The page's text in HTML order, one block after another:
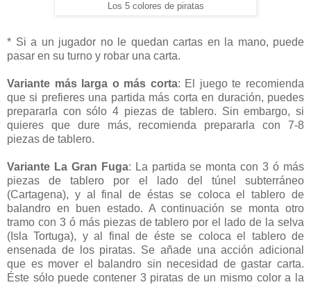
Los 5 colores de piratas
* Si a un jugador no le quedan cartas en la mano, puede
pasar en su turno y robar una carta.
Variante más larga o más corta: El juego te recomienda
que si prefieres una partida más corta en duración, puedes
prepararla con sólo 4 piezas de tablero. Sin embargo, si
quieres que dure más, recomienda prepararla con 7-8
piezas de tablero.
Variante La Gran Fuga: La partida se monta con 3 ó más
piezas de tablero por el lado del túnel subterráneo
(Cartagena), y al final de éstas se coloca el tablero de
balandro en buen estado. A continuación se monta otro
tramo con 3 ó más piezas de tablero por el lado de la selva
(Isla Tortuga), y al final de éste se coloca el tablero de
ensenada de los piratas. Se añade una acción adicional
que es mover el balandro sin necesidad de gastar carta.
Éste sólo puede contener 3 piratas de un mismo color a la